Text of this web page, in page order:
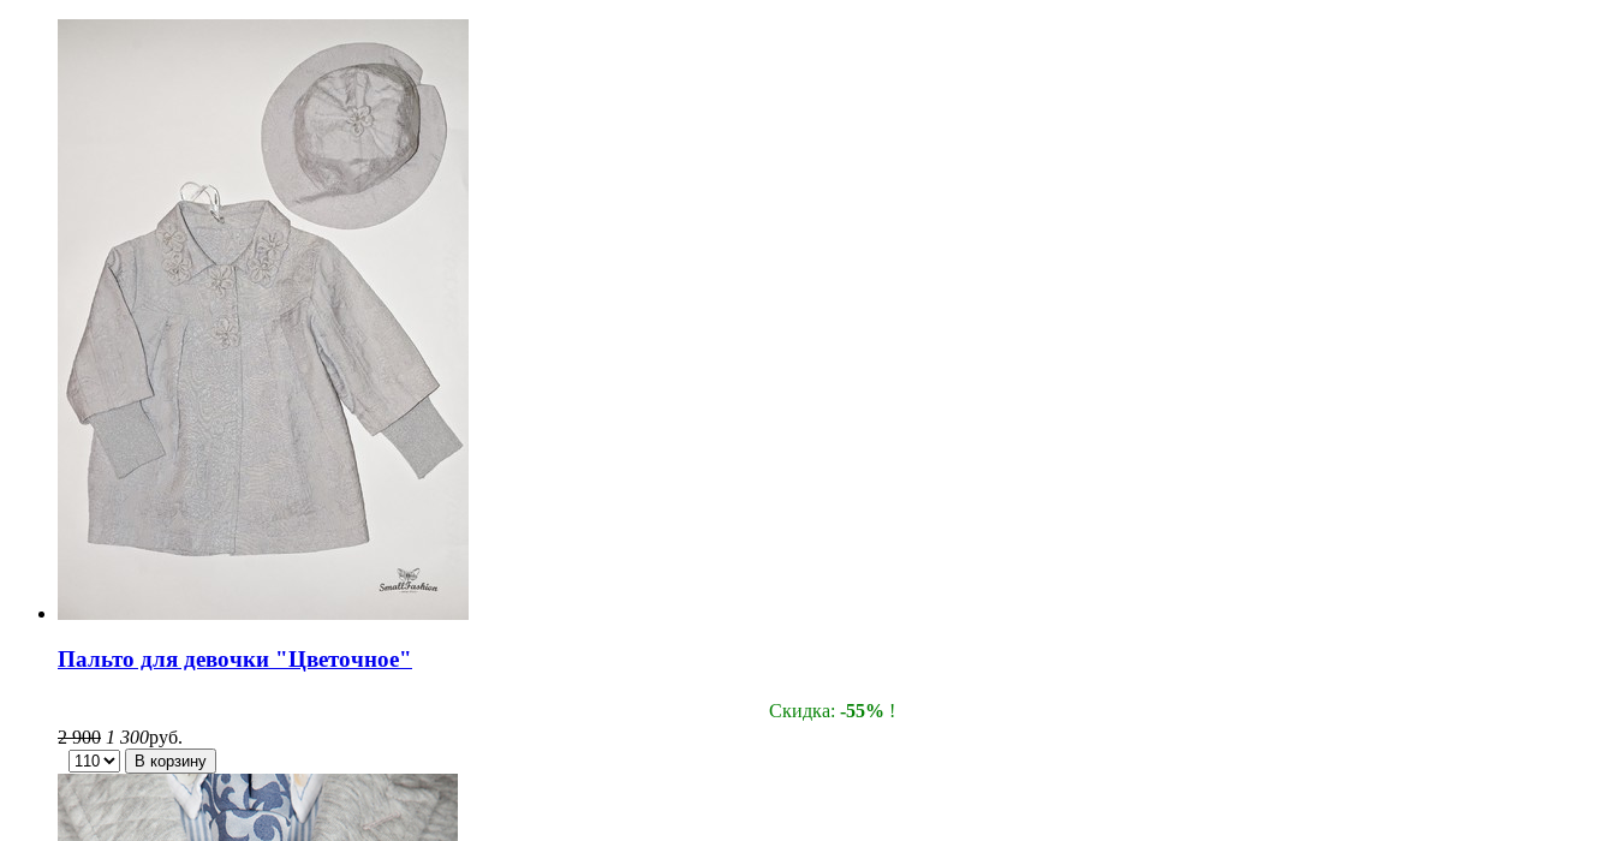
Пальто для девочки "Цветочное"
Cкидка: -55% !
2 900 1 300руб.